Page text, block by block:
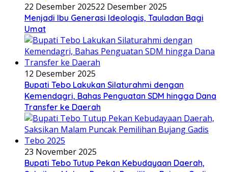
22 Desember 202522 Desember 2025
Menjadi Ibu Generasi Ideologis, Tauladan Bagi
Umat
12 Desember 2025
Bupati Tebo Lakukan Silaturahmi dengan
Kemendagri, Bahas Penguatan SDM hingga Dana
Transfer ke Daerah
23 November 2025
Bupati Tebo Tutup Pekan Kebudayaan Daerah,